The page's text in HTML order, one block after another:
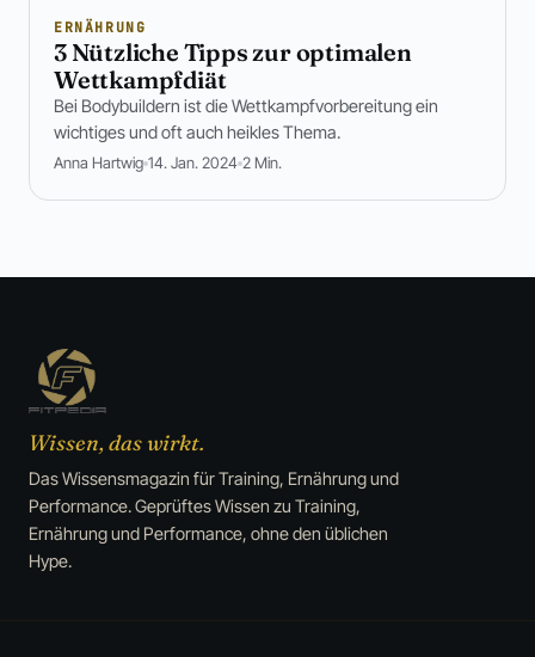
ERNÄHRUNG
3 Nützliche Tipps zur optimalen
Wettkampfdiät
Bei Bodybuildern ist die Wettkampfvorbereitung ein
wichtiges und oft auch heikles Thema.
Anna Hartwig 14. Jan. 2024 2 Min.
Wissen, das wirkt.
Das Wissensmagazin für Training, Ernährung und
Performance. Geprüftes Wissen zu Training,
Ernährung und Performance, ohne den üblichen
Hype.